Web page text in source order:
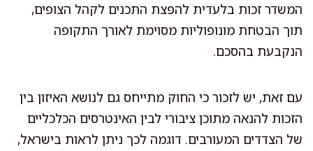
המשדר זכות בלעדית להפצת התכנים לקהל הצופים,
תוך הבטחת מונופוליות מסוימת לאורך התקופה
הנקבעת בהסכם.
עם זאת, יש לזכור כי החוק מתייחס גם לנושא האיזון בין
הזכות להנאה מתוכן ציבורי לבין האינטרסים הכלכליים
של הצדדים המעורבים. דוגמה לכך ניתן לראות בישראל,